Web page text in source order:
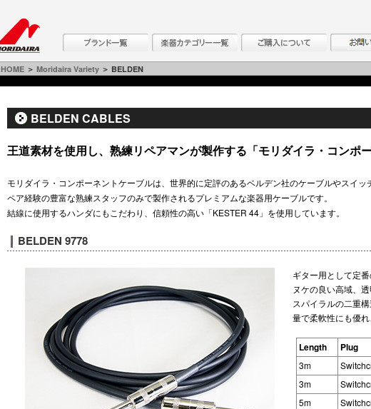
HOME＞ Moridaira Variety＞ BELDEN
BELDEN CABLES
王道素材を使用し、熟練リペアマンが製作する「モリダイラ・コンポ
モリダイラ・コンポーネントケーブルは、世界的に定評のあるベルデン社のケーブルやスイ
ペア経験の豊富な熟練スタッフのみで製作されるプレミアムな楽器用ケーブルです。
結線に使用するハンダにもこだわり、信頼性の高い「KESTER 44」を使用しています。
BELDEN 9778
ギター用として定番
ヌケの良い高域、
スパイラルの二重
量で柔軟性にも優れ
Length Plug
3m
3m
5m